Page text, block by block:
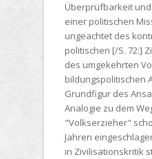
Überprüfbarkeit
einer politischen
ungeachtet des
politischen [/S. 72:]
des umgekehrten
bildungspolitischen
Grundfigur des
Analogie zu dem
"Volkserzieher"
Jahren
in Zivilisationskritik